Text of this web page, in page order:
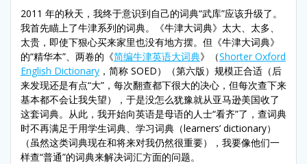
2011 年的秋天，我终于意识到自己的词典“武库”应该升级了。
我首先瞄上了牛津系列的词典。《牛津大词典》太大、太多、
太贵，即使下狠心买来家里也没有地方摆。但《牛津大词典》
的“精华本”、两卷的《简编牛津英语大词典》（Shorter Oxford
English Dictionary ，简称 SOED）（第六版）规模正合适（后
来发现还是有点“大”，每次翻查都下很大的决心，但每次查下来
基本都不会让我失望），于是没怎么犹豫就从亚马逊美国收了
这套词典。从此，我开始向英语是母语的人士“看齐”了，查词典
时不再满足于用学生词典、学习词典（learners’ dictionary）
（虽然这类词典现在和将来对我仍然很重要），我要像他们一
样查“普通”的词典来解决词汇方面的问题。